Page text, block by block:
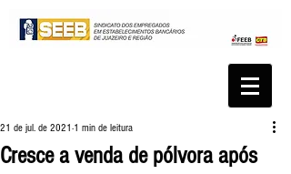
Cresce a venda de pólvora após
21 de jul. de 2021 1 min de leitura